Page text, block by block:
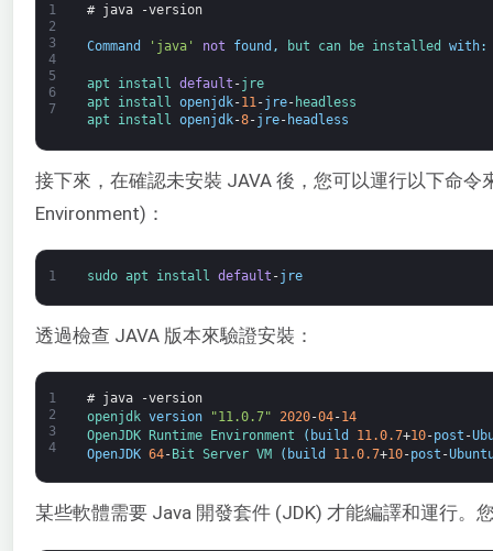
1
2
3
4
5
6
7
# java -version
Command 'java' not found , but can be installed with:
apt install default -jre
apt
install openjdk-11 -jre- headless
apt
install openjdk-8-jre- headless
接下來，在確認未安裝 JAVA 後，您可以運行以下命令
Environment)：
1 sudo apt install default -jre
透過檢查 JAVA 版本來驗證安裝：
1
2
3
4
# java -version
openjdk version "11.0.7" 2020-04-14
OpenJDK
Runtime Environment ( build 11.0.7+10-post -
OpenJDK 64-Bit Server VM ( build 11.0.7+10-post -
某些軟體需要 Java 開發套件 (JDK) 才能編譯和運行。